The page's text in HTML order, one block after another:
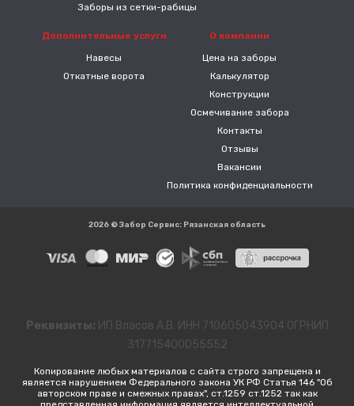
Заборы из сетки-рабицы
Дополнительные услуги
Навесы
Откатные ворота
О компании
Цена на заборы
Калькулятор
Конструкции
Осмечивание забора
Контакты
Отзывы
Вакансии
Политика конфиденциальности
2026 © Забор Сервис: Рязанская область
Реквизиты: ИП Власов А.В. ИНН 710605043904 ОГРНИП
317715400055552
Копирование любых материалов с сайта строго запрещена и
является нарушением Федерального закона УК РФ Статья 146 "Об
авторском праве и смежных правах", ст.1259 ст.1252 так как